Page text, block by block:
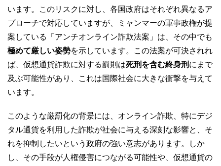
います。このリスクに対し、各国政府はそれぞれ異なるア
プローチで対応していますが、ミャンマーの軍事政権が提
案している「アンチオンライン詐欺法案」は、その中でも
極めて厳しい姿勢を示しています。この法案が可決されれ
ば、仮想通貨詐欺に対する罰則は死刑を含む終身刑 にまで
及ぶ可能性があり、これは国際社会に大きな衝撃を与えて
います。
このような厳罰化の背景には、オンライン詐欺、特にデジ
タル通貨を利用した詐欺が社会に与える深刻な影響と、そ
れを抑制したいという政府の強い意志があります。しか
し、その手段が人権侵害につながる可能性や、仮想通貨の